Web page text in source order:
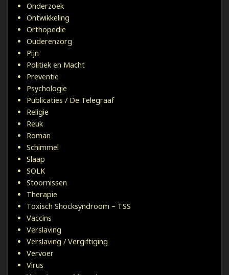
Onderzoek
Ontwikkeling
Orthopedie
Ouderenzorg
Pijn
Politiek en Macht
Preventie
Psychologie
Publicaties / De Telegraaf
Religie
Reuk
Roman
Schimmel
Slaap
SOLK
Stoornissen
Therapie
Toxisch Shocksyndroom – TSS
Vaccins
Verslaving
Verslaving / Vergiftiging
Vervoer
Virus